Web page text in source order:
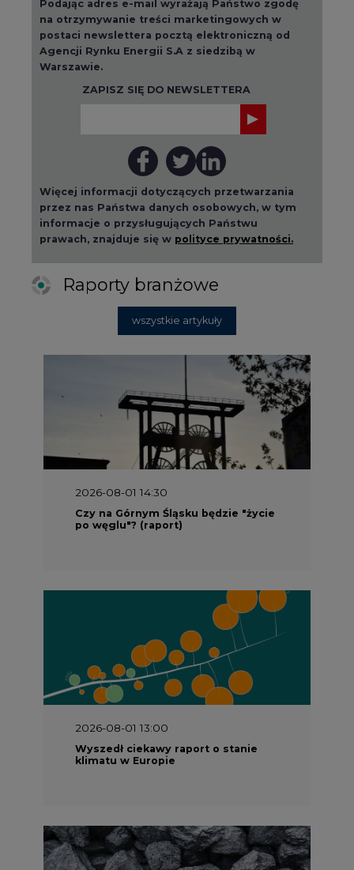
Warszawie.
ZAPISZ SIĘ DO NEWSLETTERA
Więcej informacji dotyczących przetwarzania
przez nas Państwa danych osobowych, w tym
informacje o przysługujących Państwu
prawach, znajduje się w polityce prywatności.
Raporty branżowe
2026-08-01 14:30
Czy na Górnym Śląsku będzie "życie
po węglu"? (raport)
2026-08-01 13:00
Wyszedł ciekawy raport o stanie
klimatu w Europie